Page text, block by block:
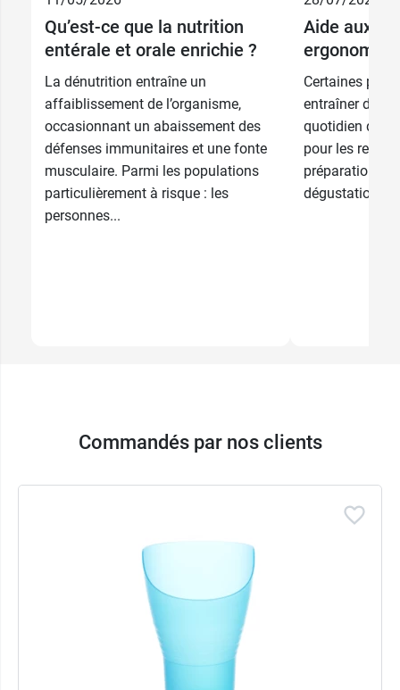
Qu’est-ce que la nutrition
entérale et orale enrichie ?
La dénutrition entraîne un
affaiblissement de l’organisme,
occasionnant un abaissement des
défenses immunitaires et une fonte
musculaire. Parmi les populations
particulièrement à risque : les
personnes...
Aide aux
Certaines
entraîner des
quotidien des
pour les
préparation
dégustation, il
Commandés par nos clients